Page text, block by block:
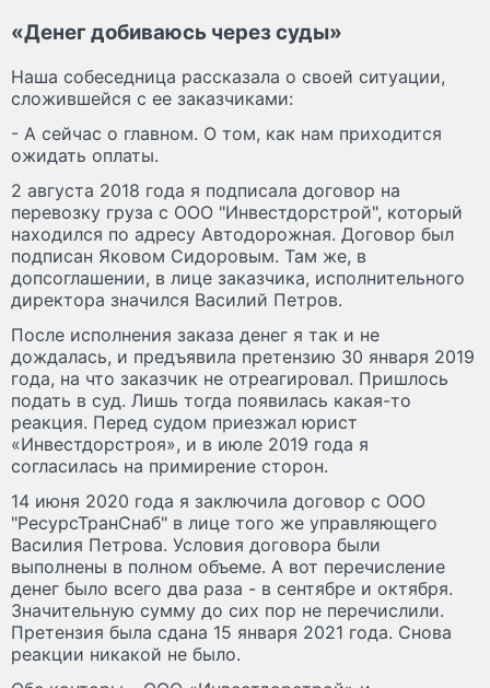
«Денег добиваюсь через суды»
Наша собеседница рассказала о своей ситуации,
сложившейся с ее заказчиками:
- А сейчас о главном. О том, как нам приходится
ожидать оплаты.
2 августа 2018 года я подписала договор на
перевозку груза с ООО "Инвестдорстрой", который
находился по адресу Автодорожная. Договор был
подписан Яковом Сидоровым. Там же, в
допсоглашении, в лице заказчика, исполнительного
директора значился Василий Петров.
После исполнения заказа денег я так и не
дождалась, и предъявила претензию 30 января 2019
года, на что заказчик не отреагировал. Пришлось
подать в суд. Лишь тогда появилась какая-то
реакция. Перед судом приезжал юрист
«Инвестдорстроя», и в июле 2019 года я
согласилась на примирение сторон.
14 июня 2020 года я заключила договор с ООО
"РесурсТранСнаб" в лице того же управляющего
Василия Петрова. Условия договора были
выполнены в полном объеме. А вот перечисление
денег было всего два раза - в сентябре и октября.
Значительную сумму до сих пор не перечислили.
Претензия была сдана 15 января 2021 года. Снова
реакции никакой не было.